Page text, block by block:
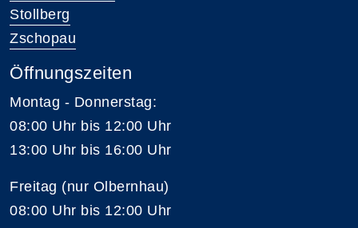
Stollberg
Zschopau
Öffnungszeiten
Montag - Donnerstag:
08:00 Uhr bis 12:00 Uhr
13:00 Uhr bis 16:00 Uhr
Freitag (nur Olbernhau)
08:00 Uhr bis 12:00 Uhr